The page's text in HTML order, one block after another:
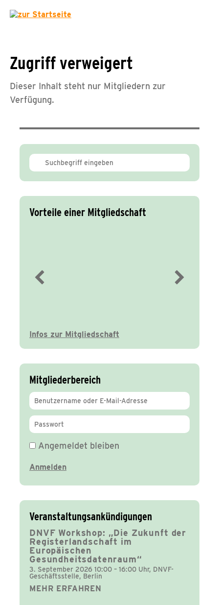
Zugriff verweigert
Dieser Inhalt steht nur Mitgliedern zur
Verfügung.
Vorteile einer Mitgliedschaft
Infos zur Mitgliedschaft
Mitgliederbereich
Angemeldet bleiben
Veranstaltungsankündigungen
DNVF Workshop: „Die Zukunft der
Registerlandschaft im
Europäischen
Gesundheitsdatenraum“
3. September 2026 10:00 – 16:00 Uhr, DNVF-
Geschäftsstelle, Berlin
MEHR ERFAHREN